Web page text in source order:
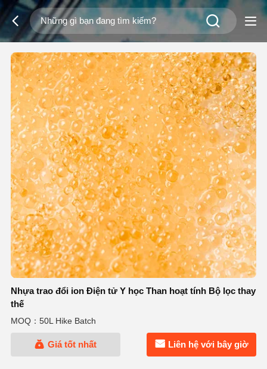
Nhựa trao đổi ion Điện tử Y học Than hoạt tính Bộ lọc thay
thế
MOQ：50L Hike Batch
Giá tốt nhất Liên hệ với bây giờ